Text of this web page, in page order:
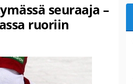
seuraaja –
ruoriin